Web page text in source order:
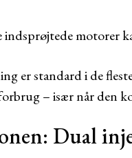
indsprøjtede motorer
er standard i de
– især når den
Dual